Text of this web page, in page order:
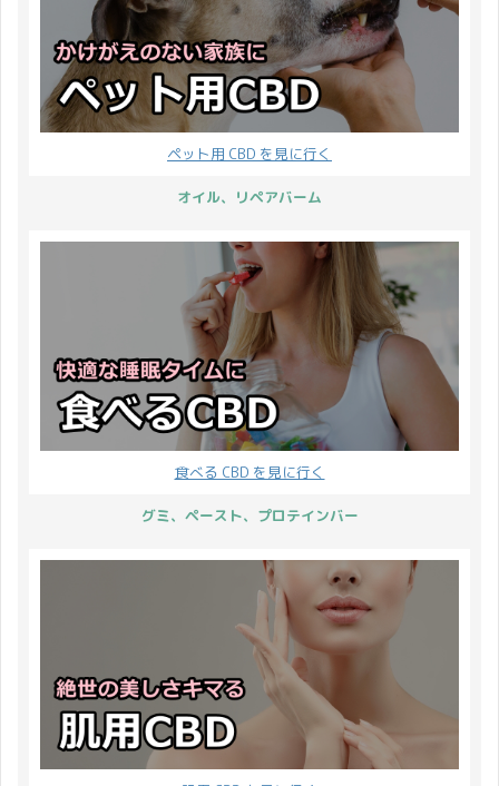
ペット用 CBD を見に行く
オイル、リペアバーム
食べる CBD を見に行く
グミ、ペースト、プロテインバー